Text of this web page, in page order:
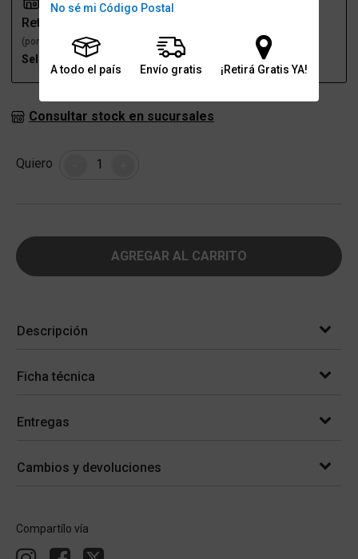
No sé mi Código Postal
A todo el país Envío gratis ¡Retirá Gratis YA!
Retiro
(por una sucursal)
Seleccioná talle Seleccioná talle
Consultar stock en sucursales
Quiero Cantidad
AGREGAR AL CARRITO
Descripción
Ficha técnica
Entregas
Cambios y devoluciones
Compartílo vía